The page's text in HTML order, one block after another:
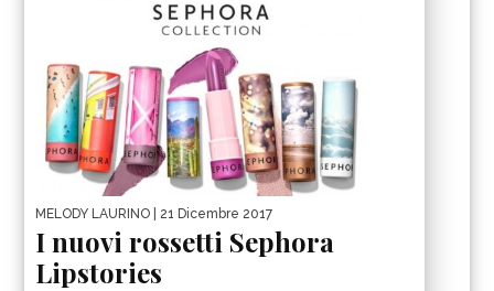
MELODY LAURINO | 21 Dicembre 2017
I nuovi rossetti Sephora
Lipstories